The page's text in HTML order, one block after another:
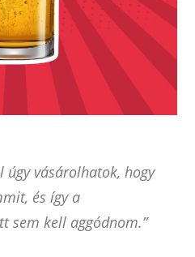
úgy vásárolhatok, hogy
és így a
sem kell aggódnom.”